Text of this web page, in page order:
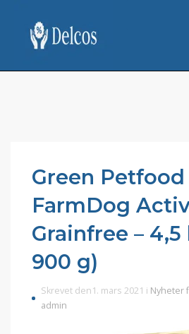
Green Petfood
FarmDog
Grainfree – 4,5
900 g)
Skrevet den1. mars 2021 i Nyheter
admin